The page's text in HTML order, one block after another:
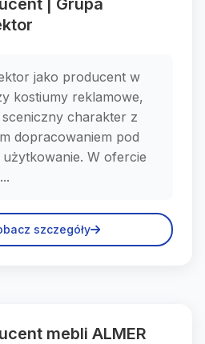
| Grupa
jako producent w
kostiumy reklamowe,
sceniczny charakter z
dopracowaniem pod
W ofercie
szczegóły
mebli ALMER